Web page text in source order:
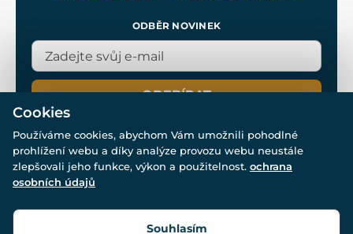
ODBĚR NOVINEK
ODEBÍRAT
© Všechna práva vyhrazena. www.drakkaria.cz 2007-2026.
Cookies
Používáme cookies, abychom Vám umožnili pohodlné
prohlížení webu a díky analýze provozu webu neustále
zlepšovali jeho funkce, výkon a použitelnost. ochrana
osobních údajů
Souhlasím